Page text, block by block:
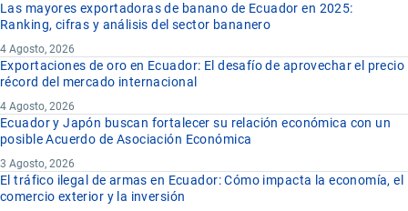
Las mayores exportadoras de banano de Ecuador en 2025:
Ranking, cifras y análisis del sector bananero
4 Agosto, 2026
Exportaciones de oro en Ecuador: El desafío de aprovechar el precio
récord del mercado internacional
4 Agosto, 2026
Ecuador y Japón buscan fortalecer su relación económica con un
posible Acuerdo de Asociación Económica
3 Agosto, 2026
El tráfico ilegal de armas en Ecuador: Cómo impacta la economía, el
comercio exterior y la inversión